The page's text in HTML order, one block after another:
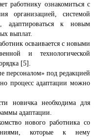
работнику ознакомиться с
организацией, системой
адаптироваться к новым
выплат.
осваивается с новыми
и технологической
[5].
персоналом» под редакцией
процесс адаптации можно
новичка необходима для
адаптации.
нового работника со
которые к нему